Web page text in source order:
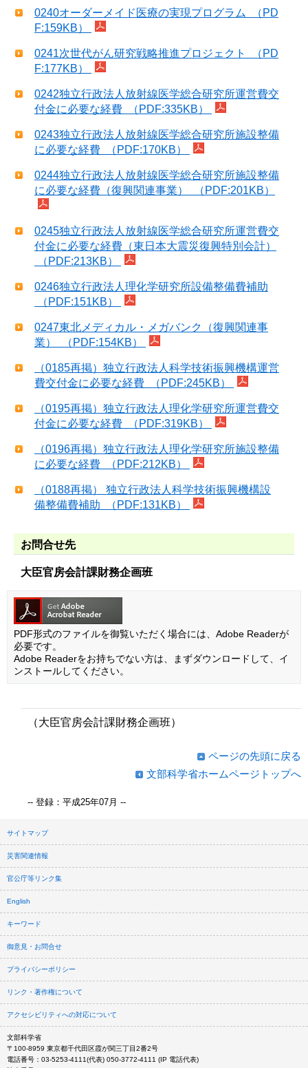
0240オーダーメイド医療の実現プログラム （PD
F:159KB）
0241次世代がん研究戦略推進プロジェクト （PD
F:177KB）
0242独立行政法人放射線医学総合研究所運営費交
付金に必要な経費 （PDF:335KB）
0243独立行政法人放射線医学総合研究所施設整備
に必要な経費 （PDF:170KB）
0244独立行政法人放射線医学総合研究所施設整備
に必要な経費（復興関連事業） （PDF:201KB）
0245独立行政法人放射線医学総合研究所運営費交
付金に必要な経費（東日本大震災復興特別会計）
（PDF:213KB）
0246独立行政法人理化学研究所設備整備費補助
（PDF:151KB）
0247東北メディカル・メガバンク（復興関連事
業） （PDF:154KB）
（0185再掲）独立行政法人科学技術振興機構運営
費交付金に必要な経費 （PDF:245KB）
（0195再掲）独立行政法人理化学研究所運営費交
付金に必要な経費 （PDF:319KB）
（0196再掲）独立行政法人理化学研究所施設整備
に必要な経費 （PDF:212KB）
（0188再掲） 独立行政法人科学技術振興機構設
備整備費補助 （PDF:131KB）
お問合せ先
大臣官房会計課財務企画班
PDF形式のファイルを御覧いただく場合には、Adobe Readerが
必要です。
Adobe Readerをお持ちでない方は、まずダウンロードして、イ
ンストールしてください。
（大臣官房会計課財務企画班）
ページの先頭に戻る
文部科学省ホームページトップへ
-- 登録：平成25年07月 --
サイトマップ
災害関連情報
官公庁等リンク集
English
キーワード
御意見・お問合せ
プライバシーポリシー
リンク・著作権について
アクセシビリティへの対応について
文部科学省
〒100-8959 東京都千代田区霞が関三丁目2番2号
電話番号：03-5253-4111(代表) 050-3772-4111 (IP 電話代表)